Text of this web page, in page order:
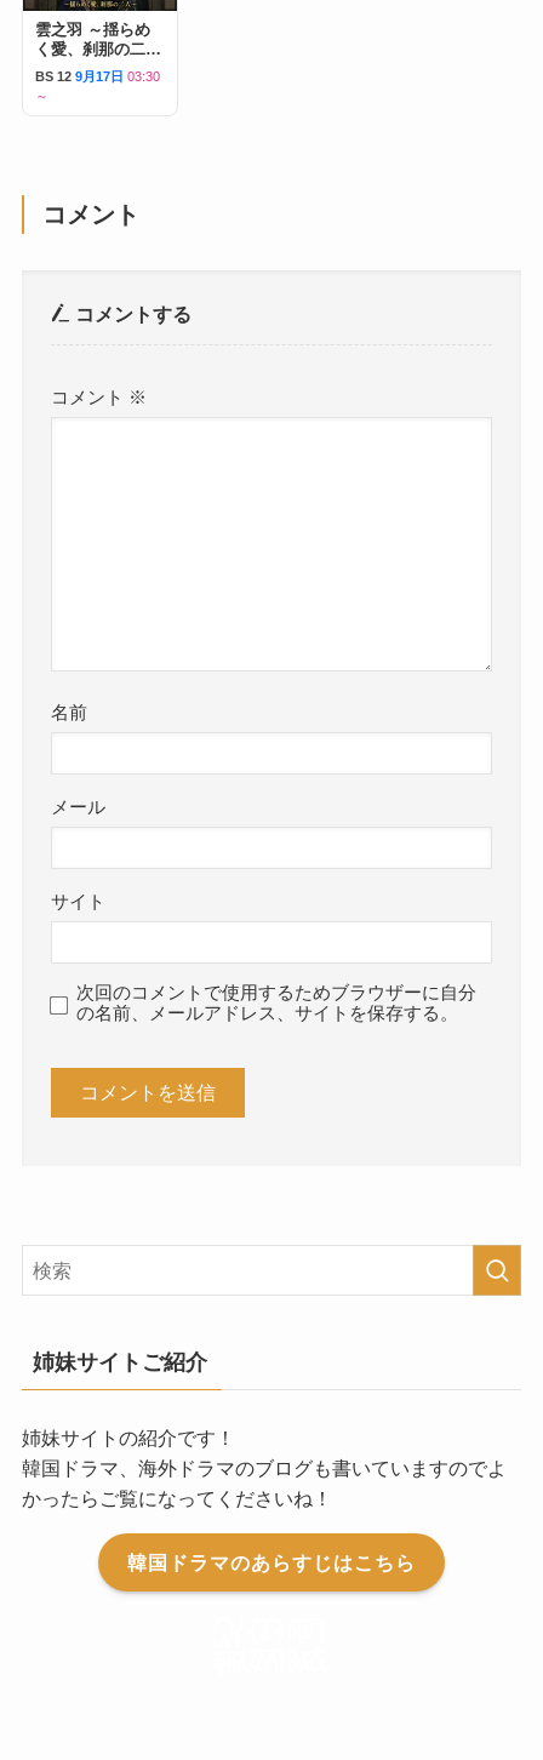
雲之羽 ～揺らめ
く愛、刹那の二人
～
BS 12 9月17日 03:30
～
コメント
コメントする
コメント ※
名前
メール
サイト
次回のコメントで使用するためブラウザーに自分
の名前、メールアドレス、サイトを保存する。
姉妹サイトご紹介
姉妹サイトの紹介です！
韓国ドラマ、海外ドラマのブログも書いていますのでよ
かったらご覧になってくださいね！
韓国ドラマのあらすじはこちら